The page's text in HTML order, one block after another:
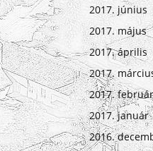
2017. június
2017. május
2017. április
2017.
2017. február
2017. január
2016.